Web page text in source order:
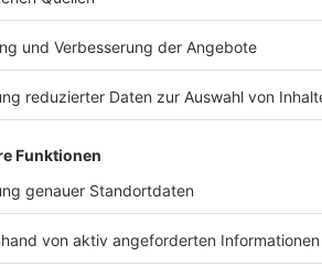
Denkzettel von der Decke, die
Grüße nach Brandenburg, München, Velden an der
im sächsischen Erzgebirge
schalten? Schickt gerne eine E-
noch zu Rettungswagen?
zu viel Druck abgelassen. Kein